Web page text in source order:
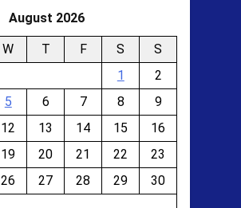
August 2026
W T F S
S
1
2
5 6 7 8
9
12 13 14 15
16
19 20 21 22
23
26 27 28 29
30